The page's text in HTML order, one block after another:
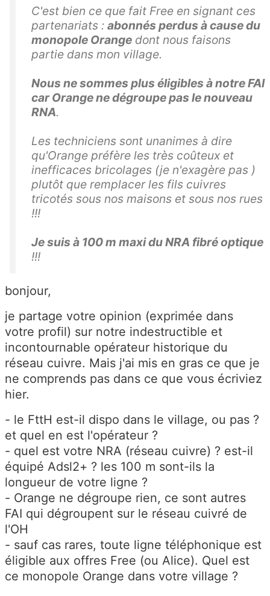
C'est bien ce que fait Free en signant ces
partenariats : abonnés perdus à cause du
monopole Orange dont nous faisons
partie dans mon village.
Nous ne sommes plus éligibles à notre FAI
car Orange ne dégroupe pas le nouveau
RNA.
Les techniciens sont unanimes à dire
qu'Orange préfère les très coûteux et
inefficaces bricolages (je n'exagère pas )
plutôt que remplacer les fils cuivres
tricotés sous nos maisons et sous nos rues
!!!
Je suis à 100 m maxi du NRA fibré optique
!!!
bonjour,
je partage votre opinion (exprimée dans
votre profil) sur notre indestructible et
incontournable opérateur historique du
réseau cuivre. Mais j'ai mis en gras ce que je
ne comprends pas dans ce que vous écriviez
hier.
- le FttH est-il dispo dans le village, ou pas ?
et quel en est l'opérateur ?
- quel est votre NRA (réseau cuivre) ? est-il
équipé Adsl2+ ? les 100 m sont-ils la
longueur de votre ligne ?
- Orange ne dégroupe rien, ce sont autres
FAI qui dégroupent sur le réseau cuivré de
l'OH
- sauf cas rares, toute ligne téléphonique est
éligible aux offres Free (ou Alice). Quel est
ce monopole Orange dans votre village ?